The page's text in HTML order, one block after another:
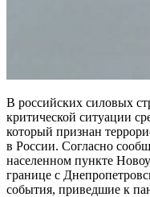
В российских силовых
критической ситуации
который признан
в России. Согласно
населенном пункте
границе с
события, приведшие к